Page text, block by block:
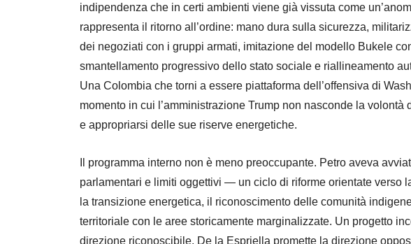
indipendenza che in certi ambienti viene già vissuta come
rappresenta il ritorno all’ordine: mano dura sulla sicurezza,
dei negoziati con i gruppi armati, imitazione del modello Bukele
smantellamento progressivo dello stato sociale e riallineamento
Una Colombia che torni a essere piattaforma dell’offensiva di
momento in cui l’amministrazione Trump non nasconde la
e appropriarsi delle sue riserve energetiche.
Il programma interno non è meno preoccupante. Petro aveva
parlamentari e limiti oggettivi — un ciclo di riforme orientate verso
la transizione energetica, il riconoscimento delle comunità
territoriale con le aree storicamente marginalizzate. Un progetto
direzione riconoscibile. De la Espriella promette la direzione